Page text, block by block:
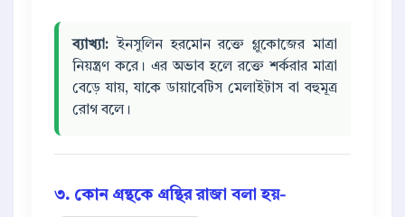
ব্যাখ্যা: ইনসুলিন হরমোন রক্তে গ্লুকোজের মাত্রা
নিয়ন্ত্রণ করে। এর অভাব হলে রক্তে শর্করার মাত্রা
বেড়ে যায়, যাকে ডায়াবেটিস মেলাইটাস বা বহুমূত্র
রোগ বলে।
৩. কোন গ্রন্থকে গ্রন্থির রাজা বলা হয়-